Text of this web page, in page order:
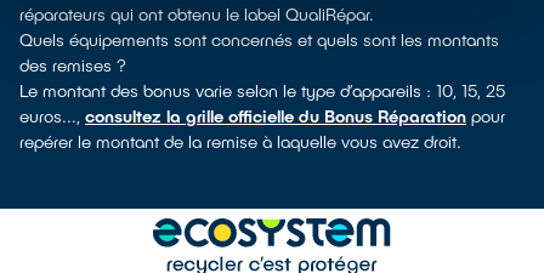
réparateurs qui ont obtenu le label QualiRépar.
Quels équipements sont concernés et quels sont les montants
des remises ?
Le montant des bonus varie selon le type d’appareils : 10, 15, 25
euros..., consultez la grille officielle du Bonus Réparation pour
repérer le montant de la remise à laquelle vous avez droit.